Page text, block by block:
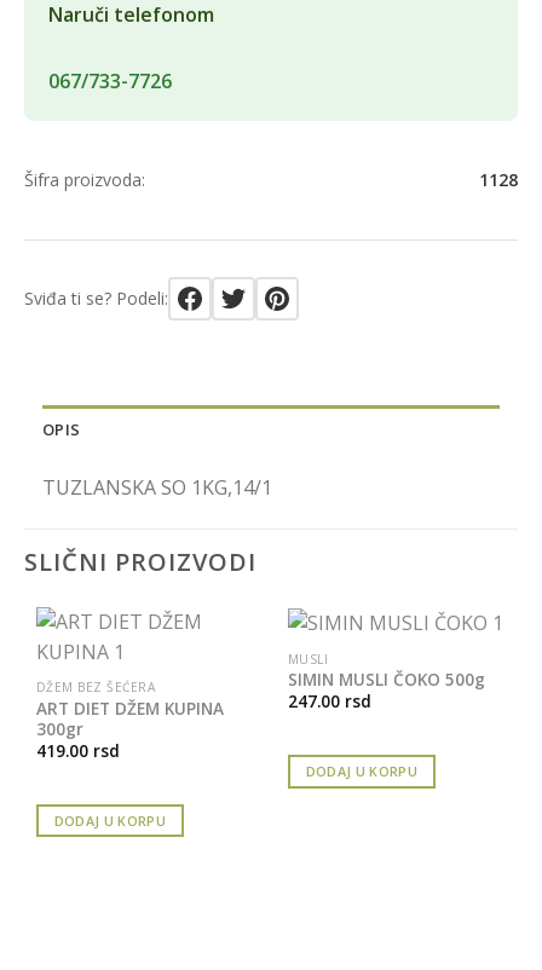
Naruči telefonom
067/733-7726
Šifra proizvoda: 1128
Sviđa ti se? Podeli:
OPIS
TUZLANSKA SO 1KG,14/1
SLIČNI PROIZVODI
DŽEM BEZ ŠEĆERA
ART DIET DŽEM KUPINA
300gr
419.00 rsd
DODAJ U KORPU
MUSLI
SIMIN MUSLI ČOKO 500g
247.00 rsd
DODAJ U KORPU